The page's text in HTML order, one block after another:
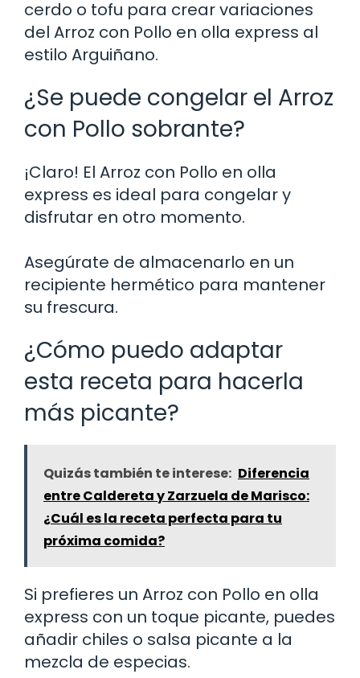
cerdo o tofu para crear variaciones
del Arroz con Pollo en olla express al
estilo Arguiñano.
¿Se puede congelar el Arroz
con Pollo sobrante?
¡Claro! El Arroz con Pollo en olla
express es ideal para congelar y
disfrutar en otro momento.
Asegúrate de almacenarlo en un
recipiente hermético para mantener
su frescura.
¿Cómo puedo adaptar
esta receta para hacerla
más picante?
Quizás también te interese: Diferencia
entre Caldereta y Zarzuela de Marisco:
¿Cuál es la receta perfecta para tu
próxima comida?
Si prefieres un Arroz con Pollo en olla
express con un toque picante, puedes
añadir chiles o salsa picante a la
mezcla de especias.